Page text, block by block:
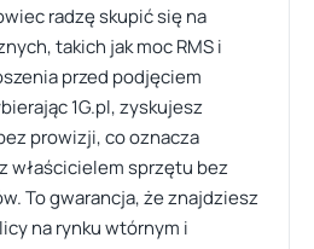
radzę skupić się na
takich jak moc RMS i
przed podjęciem
1G.pl, zyskujesz
prowizji, co oznacza
właścicielem sprzętu bez
To gwarancja, że znajdziesz
na rynku wtórnym i